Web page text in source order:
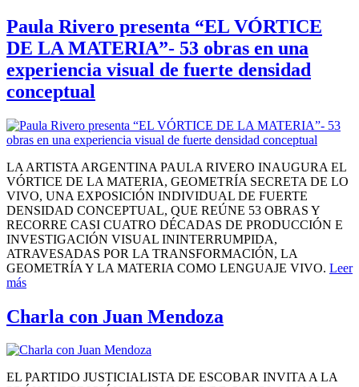
Paula Rivero presenta “EL VÓRTICE
DE LA MATERIA”- 53 obras en una
experiencia visual de fuerte densidad
conceptual
LA ARTISTA ARGENTINA PAULA RIVERO INAUGURA EL
VÓRTICE DE LA MATERIA, GEOMETRÍA SECRETA DE LO
VIVO, UNA EXPOSICIÓN INDIVIDUAL DE FUERTE
DENSIDAD CONCEPTUAL, QUE REÚNE 53 OBRAS Y
RECORRE CASI CUATRO DÉCADAS DE PRODUCCIÓN E
INVESTIGACIÓN VISUAL ININTERRUMPIDA,
ATRAVESADAS POR LA TRANSFORMACIÓN, LA
GEOMETRÍA Y LA MATERIA COMO LENGUAJE VIVO. Leer
más
Charla con Juan Mendoza
EL PARTIDO JUSTICIALISTA DE ESCOBAR INVITA A LA